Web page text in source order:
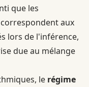
que les
aux
lors de l'inférence,
due au mélange
le régime